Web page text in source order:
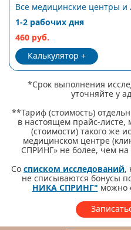
Все медицинские центры
1-2 рабочих дня
460 руб.
Калькулятор
*Срок выполнения
уточняйте у
**Тариф (стоимость)
в настоящем прайс-листе,
(стоимости) такого же
медицинском центре
СПРИНГ» не более, чем на
Со списком исследований,
не списываются бонусы
НИКА СПРИНГ" можно